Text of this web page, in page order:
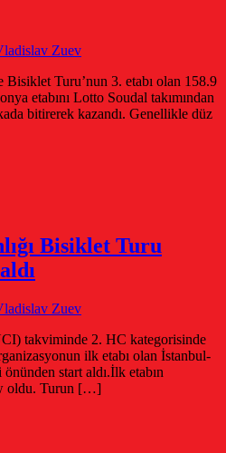
Zuev
Bisiklet Turu’nun 3. etabı olan 158.9
etabını Lotto Soudal takımından
bitirerek kazandı. Genellikle düz
Bisiklet Turu
Zuev
takviminde 2. HC kategorisinde
ilk etabı olan İstanbul-
start aldı.İlk etabın
oldu. Turun […]